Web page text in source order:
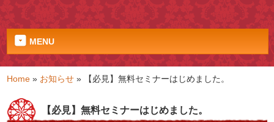
MENU
Home » お知らせ » 【必見】無料セミナーはじめました。
【必見】無料セミナーはじめました。